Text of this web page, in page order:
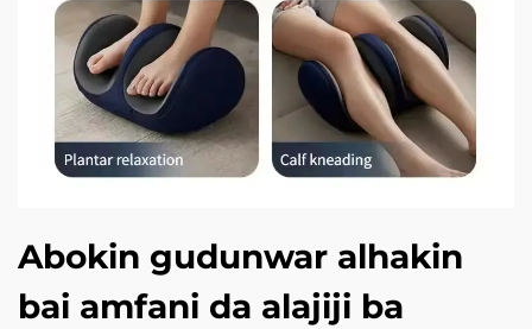
Abokin gudunwar alhakin
bai amfani da alajiji ba